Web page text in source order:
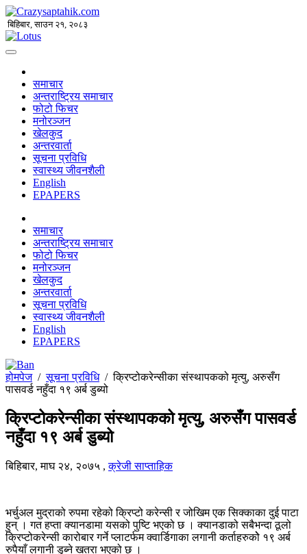
बिहिबार, साउन २१, २०८३
समाचार
अन्तराष्ट्रिय समाचार
फोटो फिचर
मनोरञ्जन
खेलकुद
अन्तरवार्ता
सूचना प्रविधि
स्वास्थ्य जीवनशैली
English
EPAPERS
समाचार
अन्तराष्ट्रिय समाचार
फोटो फिचर
मनोरञ्जन
खेलकुद
अन्तरवार्ता
सूचना प्रविधि
स्वास्थ्य जीवनशैली
English
EPAPERS
होमपेज/सूचना प्रविधि/क्रिप्टोकरेन्सीका संस्थापकको मृत्यु, अरुसँग
पासवर्ड नहुँदा १९ अर्ब डुब्यो
क्रिप्टोकरेन्सीका संस्थापकको मृत्यु, अरुसँग पासवर्ड
नहुँदा १९ अर्ब डुब्यो
बिहिबार, माघ २४, २०७५ ,क्रेजी साप्ताहिक
भर्चुअल मुद्राको रुपमा रहेको क्रिप्टो करेन्सी र जोखिम एक सिक्काका दुई पाटा
हुन् । गत हप्ता क्यानडामा यसको पुष्टि भएको छ । क्यानडाको सबैभन्दा ठूलो
क्रिप्टोकरेन्सी कारोबार गर्ने प्लाटर्फम क्वार्डिगाका लगानी कर्ताहरुकोे १९ अर्ब
रुपैयाँ लगानी डुब्ने खतरा भएको छ ।